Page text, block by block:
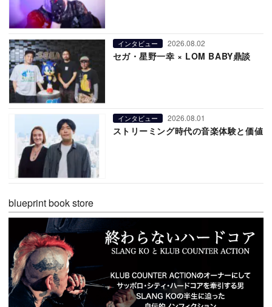
インタビュー 2026.08.02
セガ・星野一幸 × LOM BABY鼎談
インタビュー 2026.08.01
ストリーミング時代の音楽体験と価値
blueprint book store